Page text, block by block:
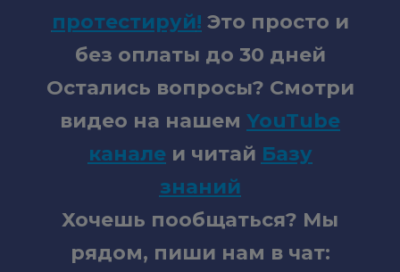
протестируй! Это просто и
без оплаты до 30 дней
Остались вопросы? Смотри
видео на нашем YouTube
канале и читай Базу
знаний
Хочешь пообщаться? Мы
рядом, пиши нам в чат: